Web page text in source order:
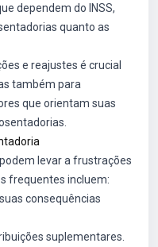
dependem do INSS,
quanto as
e reajustes é crucial
também para
que orientam suas
levar a frustrações
frequentes incluem:
consequências
suplementares.